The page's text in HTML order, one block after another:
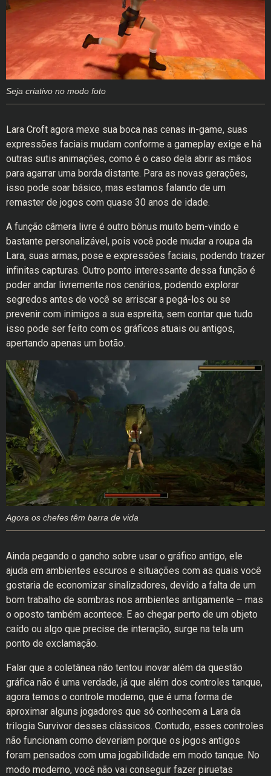
Seja criativo no modo foto
Lara Croft agora mexe sua boca nas cenas in-game, suas
expressões faciais mudam conforme a gameplay exige e há
outras sutis animações, como é o caso dela abrir as mãos
para agarrar uma borda distante. Para as novas gerações,
isso pode soar básico, mas estamos falando de um
remaster de jogos com quase 30 anos de idade.
A função câmera livre é outro bônus muito bem-vindo e
bastante personalizável, pois você pode mudar a roupa da
Lara, suas armas, pose e expressões faciais, podendo trazer
infinitas capturas. Outro ponto interessante dessa função é
poder andar livremente nos cenários, podendo explorar
segredos antes de você se arriscar a pegá-los ou se
prevenir com inimigos a sua espreita, sem contar que tudo
isso pode ser feito com os gráficos atuais ou antigos,
apertando apenas um botão.
Agora os chefes têm barra de vida
Ainda pegando o gancho sobre usar o gráfico antigo, ele
ajuda em ambientes escuros e situações com as quais você
gostaria de economizar sinalizadores, devido a falta de um
bom trabalho de sombras nos ambientes antigamente – mas
o oposto também acontece. E ao chegar perto de um objeto
caído ou algo que precise de interação, surge na tela um
ponto de exclamação.
Falar que a coletânea não tentou inovar além da questão
gráfica não é uma verdade, já que além dos controles tanque,
agora temos o controle moderno, que é uma forma de
aproximar alguns jogadores que só conhecem a Lara da
trilogia Survivor desses clássicos. Contudo, esses controles
não funcionam como deveriam porque os jogos antigos
foram pensados com uma jogabilidade em modo tanque. No
modo moderno, você não vai conseguir fazer piruetas